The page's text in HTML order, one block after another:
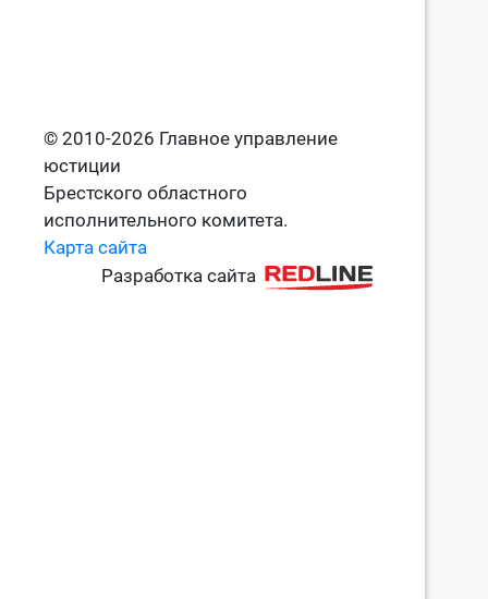
© 2010-2026 Главное управление
юстиции
Брестского областного
исполнительного комитета.
Карта сайта
Разработка сайта